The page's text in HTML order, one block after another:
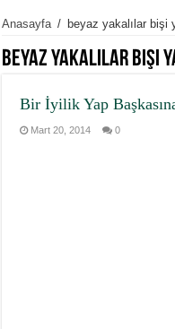
Anasayfa / beyaz yakalılar bişi
beyaz yakalılar bişi
Bir İyilik Yap
Mart 20, 2014 0